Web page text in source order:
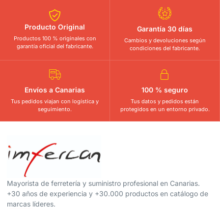
Producto Original
Productos 100 % originales con
garantía oficial del fabricante.
Garantía 30 días
Cambios y devoluciones según
condiciones del fabricante.
Envíos a Canarias
Tus pedidos viajan con logística y
seguimiento.
100 % seguro
Tus datos y pedidos están
protegidos en un entorno privado.
Mayorista de ferretería y suministro profesional en Canarias.
+30 años de experiencia y +30.000 productos en catálogo de
marcas líderes.